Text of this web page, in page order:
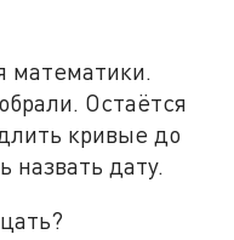
математики.
Остаётся
кривые до
назвать дату.